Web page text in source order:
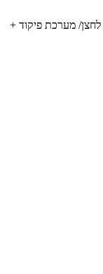
מערכת פיקוד +